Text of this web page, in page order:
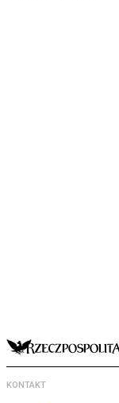
KONTAKT